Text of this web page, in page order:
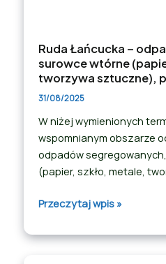
Ruda Łańcucka –
surowce wtórne
tworzywa sztuczne),
31/08/2025
W niżej wymienionych
wspomnianym obszarze
odpadów
(papier, szkło, metale,
Przeczytaj wpis »